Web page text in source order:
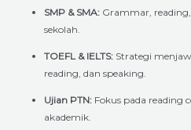
SMP & SMA: Grammar,
sekolah.
TOEFL & IELTS: Strategi
reading, dan speaking.
Ujian PTN: Fokus pada reading
akademik.